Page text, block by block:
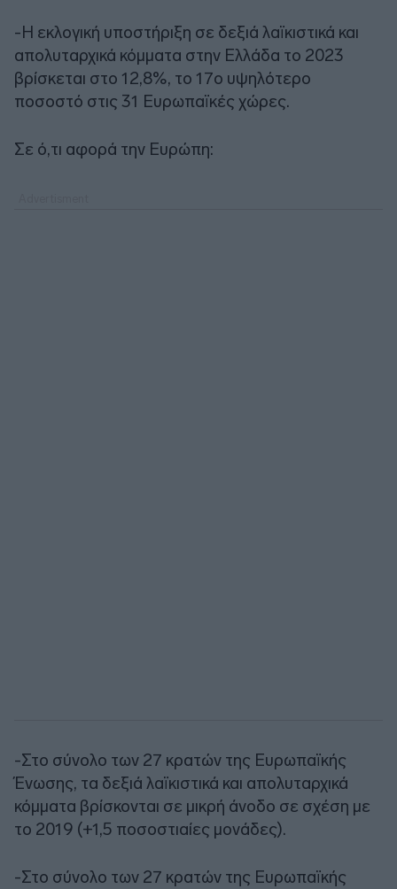
-Η εκλογική υποστήριξη σε δεξιά λαϊκιστικά και
απολυταρχικά κόμματα στην Ελλάδα το 2023
βρίσκεται στο 12,8%, το 17ο υψηλότερο
ποσοστό στις 31 Ευρωπαϊκές χώρες.
Σε ό,τι αφορά την Ευρώπη:
-Στο σύνολο των 27 κρατών της Ευρωπαϊκής
Ένωσης, τα δεξιά λαϊκιστικά και απολυταρχικά
κόμματα βρίσκονται σε μικρή άνοδο σε σχέση με
το 2019 (+1,5 ποσοστιαίες μονάδες).
-Στο σύνολο των 27 κρατών της Ευρωπαϊκής